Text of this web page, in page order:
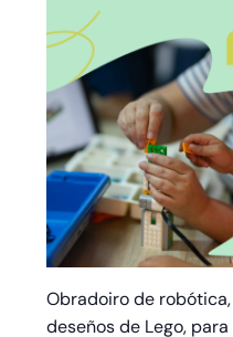
Obradoiro de
deseños de Lego,